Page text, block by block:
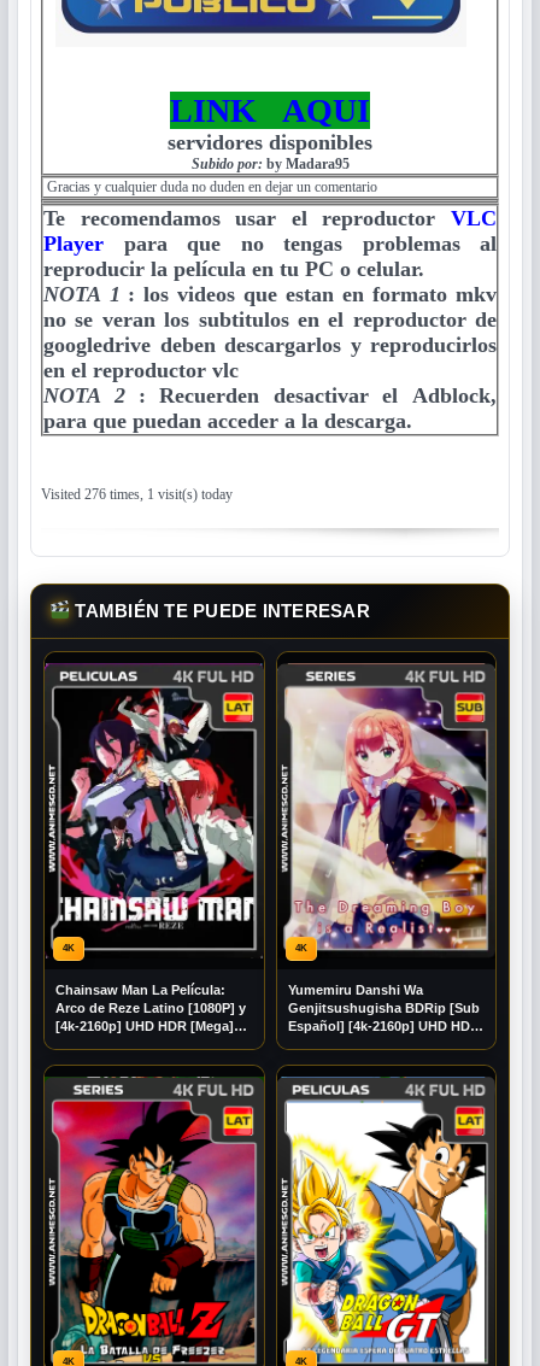
LINK AQUI
servidores disponibles
Subido por: by Madara95
Gracias y cualquier duda no duden en dejar un comentario
Te recomendamos usar el reproductor VLC
Player para que no tengas problemas al
reproducir la película en tu PC o celular.
NOTA 1 : los videos que estan en formato mkv
no se veran los subtitulos en el reproductor de
googledrive deben descargarlos y reproducirlos
en el reproductor vlc
NOTA 2 : Recuerden desactivar el Adblock,
para que puedan acceder a la descarga.
Visited 276 times, 1 visit(s) today
TAMBIÉN TE PUEDE INTERESAR
4K
Chainsaw Man La Película:
Arco de Reze Latino [1080P] y
[4k-2160p] UHD HDR [Mega]
4K
Yumemiru Danshi Wa
Genjitsushugisha BDRip [Sub
Español] [4k-2160p] UHD HDR
4K 4K